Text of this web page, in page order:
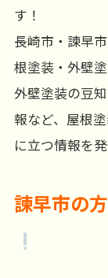
す！
長崎市・諫早
根塗装・外壁
外壁塗装の豆
報など、屋根
に立つ情報を
諫早市の